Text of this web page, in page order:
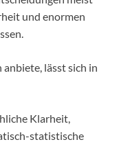
und enormen
lässt sich in
Klarheit,
statistische